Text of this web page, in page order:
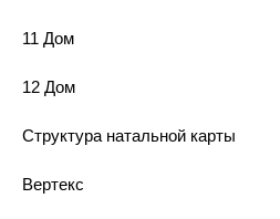
11 Дом
12 Дом
Структура натальной карты
Вертекс